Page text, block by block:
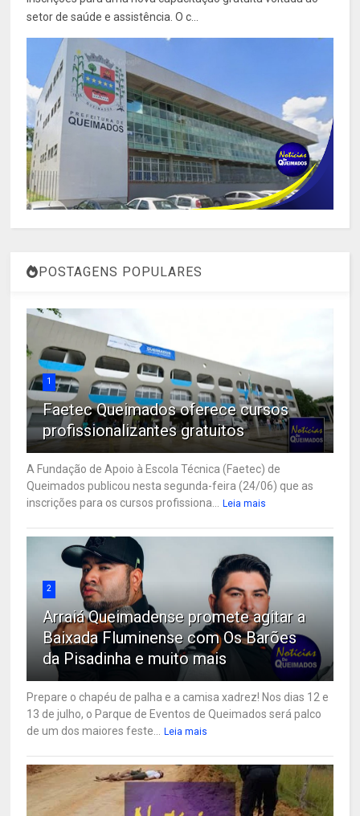
setor de saúde e assistência. O c...
POSTAGENS POPULARES
1
Faetec Queimados oferece cursos
profissionalizantes gratuitos
A Fundação de Apoio à Escola Técnica (Faetec) de
Queimados publicou nesta segunda-feira (24/06) que as
inscrições para os cursos profissiona...
Leia mais
2
Arraiá Queimadense promete agitar a
Baixada Fluminense com Os Barões
da Pisadinha e muito mais
Prepare o chapéu de palha e a camisa xadrez! Nos dias 12 e
13 de julho, o Parque de Eventos de Queimados será palco
de um dos maiores feste...
Leia mais